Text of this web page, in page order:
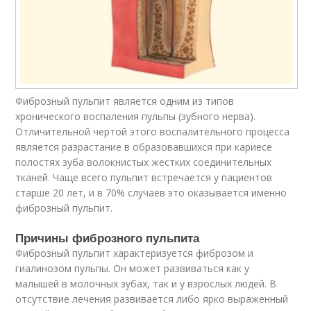
Фиброзный пульпит является одним из типов
хронического воспаления пульпы (зубного нерва).
Отличительной чертой этого воспалительного процесса
является разрастание в образовавшихся при кариесе
полостях зуба волокнистых жестких соединительных
тканей. Чаще всего пульпит встречается у пациентов
старше 20 лет, и в 70% случаев это оказывается именно
фиброзный пульпит.
Причины фиброзного пульпита
Фиброзный пульпит характеризуется фиброзом и
гиалинозом пульпы. Он может развиваться как у
малышей в молочных зубах, так и у взрослых людей. В
отсутствие лечения развивается либо ярко выраженный